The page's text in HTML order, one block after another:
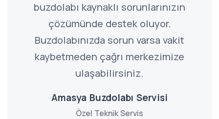
buzdolabı kaynaklı sorunlarınızın
çözümünde destek oluyor.
Buzdolabınızda sorun varsa vakit
kaybetmeden çağrı merkezimize
ulaşabilirsiniz.
Amasya Buzdolabı Servisi
Özel Teknik Servis